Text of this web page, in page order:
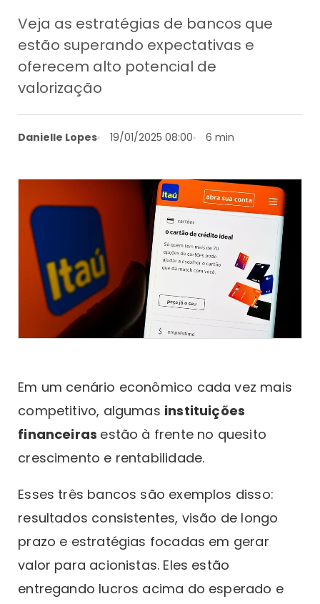
Veja as estratégias de bancos que
estão superando expectativas e
oferecem alto potencial de
valorização
Danielle Lopes 19/01/2025 08:00 6 min
Em um cenário econômico cada vez mais
competitivo, algumas instituições
financeiras estão à frente no quesito
crescimento e rentabilidade.
Esses três bancos são exemplos disso:
resultados consistentes, visão de longo
prazo e estratégias focadas em gerar
valor para acionistas. Eles estão
entregando lucros acima do esperado e